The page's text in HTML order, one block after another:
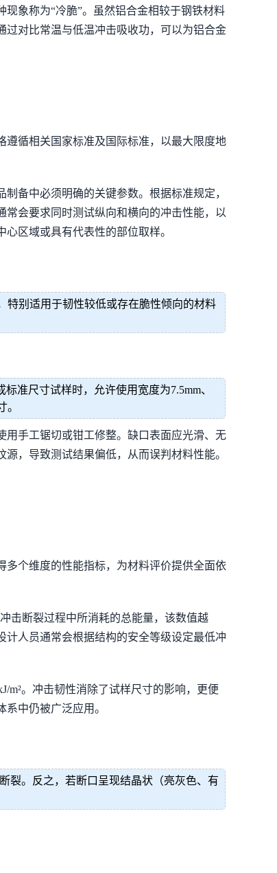
象称为“冷脆”。虽然铝合金相较于钢铁材料
对比常温与低温冲击吸收功，可以为铝合金
循相关国家标准及国际标准，以最大限度地
备中必须明确的关键参数。根据标准规定，
会要求同时测试纵向和横向的冲击性能，以
区域或具有代表性的部位取样。
特别适用于韧性较低或存在脆性倾向的材料
准尺寸试样时，允许使用宽度为7.5mm、
。
手工锯切或钳工修整。缺口表面应光滑、无
，导致测试结果偏低，从而误判材料性能。
个维度的性能指标，为材料评价提供全面依
击断裂过程中所消耗的总能量，该数值越
人员通常会根据结构的安全等级设定最低冲
m²。冲击韧性消除了试样尺寸的影响，更便
中仍被广泛应用。
裂。反之，若断口呈现结晶状（亮灰色、有